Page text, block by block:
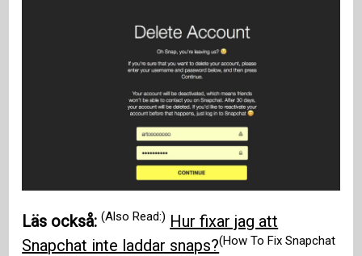
Läs också:(Also Read:) Hur fixar jag att
Snapchat inte laddar snaps?(How To Fix Snapchat